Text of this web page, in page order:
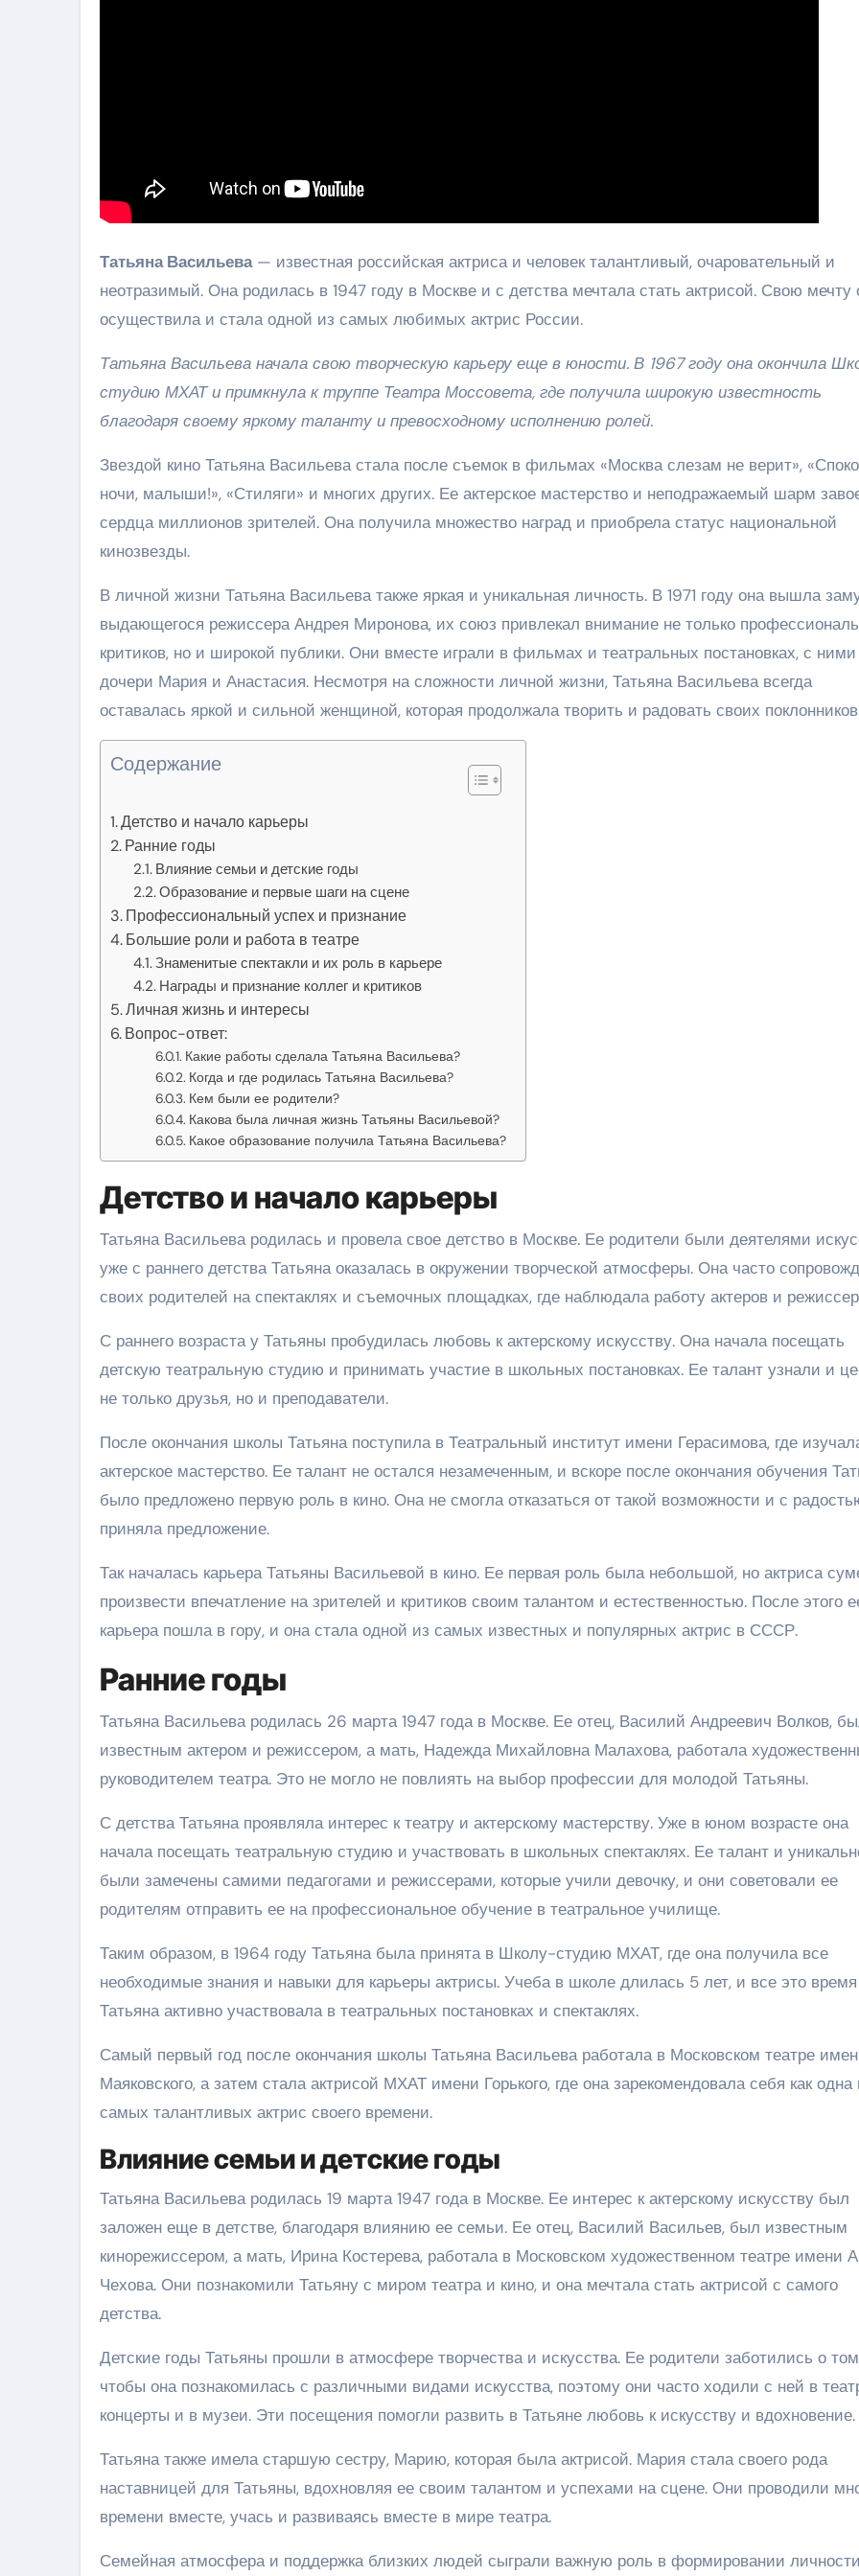
Татьяна Васильева— известная российская актриса и человек талантливый, очаровательный и
неотразимый. Она родилась в 1947 году в Москве и с детства мечтала стать актрисой. Свою мечту
осуществила и стала одной из самых любимых актрис России.
Татьяна Васильева начала свою творческую карьеру еще в юности. В 1967 году она окончила
студию МХАТ и примкнула к труппе Театра Моссовета, где получила широкую известность
благодаря своему яркому таланту и превосходному исполнению ролей.
Звездой кино Татьяна Васильева стала после съемок в фильмах «Москва слезам не верит»,
ночи, малыши!», «Стиляги» и многих других. Ее актерское мастерство и неподражаемый шарм
сердца миллионов зрителей. Она получила множество наград и приобрела статус национальной
кинозвезды.
В личной жизни Татьяна Васильева также яркая и уникальная личность. В 1971 году она вышла
выдающегося режиссера Андрея Миронова, их союз привлекал внимание не только
критиков, но и широкой публики. Они вместе играли в фильмах и театральных постановках, с
дочери Мария и Анастасия. Несмотря на сложности личной жизни, Татьяна Васильева всегда
оставалась яркой и сильной женщиной, которая продолжала творить и радовать своих
Содержание
Детство и начало карьеры
Ранние годы
Влияние семьи и детские годы
Образование и первые шаги на сцене
Профессиональный успех и признание
Большие роли и работа в театре
Знаменитые спектакли и их роль в карьере
Награды и признание коллег и критиков
Личная жизнь и интересы
Вопрос-ответ:
Какие работы сделала Татьяна Васильева?
Когда и где родилась Татьяна Васильева?
Кем были ее родители?
Какова была личная жизнь Татьяны Васильевой?
Какое образование получила Татьяна Васильева?
Детство и начало карьеры
Татьяна Васильева родилась и провела свое детство в Москве. Ее родители были деятелями
уже с раннего детства Татьяна оказалась в окружении творческой атмосферы. Она часто
своих родителей на спектаклях и съемочных площадках, где наблюдала работу актеров и
С раннего возраста у Татьяны пробудилась любовь к актерскому искусству. Она начала посещать
детскую театральную студию и принимать участие в школьных постановках. Ее талант узнали и
не только друзья, но и преподаватели.
После окончания школы Татьяна поступила в Театральный институт имени Герасимова, где
актерское мастерство. Ее талант не остался незамеченным, и вскоре после окончания обучения
было предложено первую роль в кино. Она не смогла отказаться от такой возможности и с
приняла предложение.
Так началась карьера Татьяны Васильевой в кино. Ее первая роль была небольшой, но актриса
произвести впечатление на зрителей и критиков своим талантом и естественностью. После этого
карьера пошла в гору, и она стала одной из самых известных и популярных актрис в СССР.
Ранние годы
Татьяна Васильева родилась 26 марта 1947 года в Москве. Ее отец, Василий Андреевич Волков,
известным актером и режиссером, а мать, Надежда Михайловна Малахова, работала
руководителем театра. Это не могло не повлиять на выбор профессии для молодой Татьяны.
С детства Татьяна проявляла интерес к театру и актерскому мастерству. Уже в юном возрасте она
начала посещать театральную студию и участвовать в школьных спектаклях. Ее талант и
были замечены самими педагогами и режиссерами, которые учили девочку, и они советовали ее
родителям отправить ее на профессиональное обучение в театральное училище.
Таким образом, в 1964 году Татьяна была принята в Школу-студию МХАТ, где она получила все
необходимые знания и навыки для карьеры актрисы. Учеба в школе длилась 5 лет, и все это время
Татьяна активно участвовала в театральных постановках и спектаклях.
Самый первый год после окончания школы Татьяна Васильева работала в Московском театре
Маяковского, а затем стала актрисой МХАТ имени Горького, где она зарекомендовала себя как одна
самых талантливых актрис своего времени.
Влияние семьи и детские годы
Татьяна Васильева родилась 19 марта 1947 года в Москве. Ее интерес к актерскому искусству был
заложен еще в детстве, благодаря влиянию ее семьи. Ее отец, Василий Васильев, был известным
кинорежиссером, а мать, Ирина Костерева, работала в Московском художественном театре имени
Чехова. Они познакомили Татьяну с миром театра и кино, и она мечтала стать актрисой с самого
детства.
Детские годы Татьяны прошли в атмосфере творчества и искусства. Ее родители заботились о
чтобы она познакомилась с различными видами искусства, поэтому они часто ходили с ней в
концерты и в музеи. Эти посещения помогли развить в Татьяне любовь к искусству и вдохновение.
Татьяна также имела старшую сестру, Марию, которая была актрисой. Мария стала своего рода
наставницей для Татьяны, вдохновляя ее своим талантом и успехами на сцене. Они проводили
времени вместе, учась и развиваясь вместе в мире театра.
Семейная атмосфера и поддержка близких людей сыграли важную роль в формировании